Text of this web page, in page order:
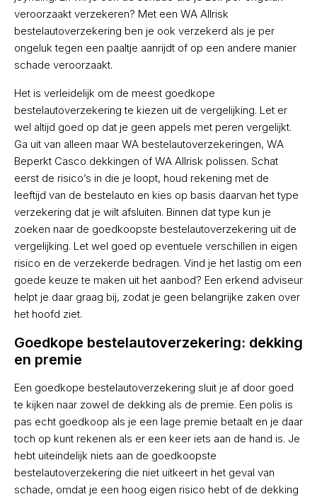
veroorzaakt verzekeren? Met een WA Allrisk
bestelautoverzekering ben je ook verzekerd als je per
ongeluk tegen een paaltje aanrijdt of op een andere manier
schade veroorzaakt.
Het is verleidelijk om de meest goedkope
bestelautoverzekering te kiezen uit de vergelijking. Let er
wel altijd goed op dat je geen appels met peren vergelijkt.
Ga uit van alleen maar WA bestelautoverzekeringen, WA
Beperkt Casco dekkingen of WA Allrisk polissen. Schat
eerst de risico’s in die je loopt, houd rekening met de
leeftijd van de bestelauto en kies op basis daarvan het type
verzekering dat je wilt afsluiten. Binnen dat type kun je
zoeken naar de goedkoopste bestelautoverzekering uit de
vergelijking. Let wel goed op eventuele verschillen in eigen
risico en de verzekerde bedragen. Vind je het lastig om een
goede keuze te maken uit het aanbod? Een erkend adviseur
helpt je daar graag bij, zodat je geen belangrijke zaken over
het hoofd ziet.
Goedkope bestelautoverzekering: dekking
en premie
Een goedkope bestelautoverzekering sluit je af door goed
te kijken naar zowel de dekking als de premie. Een polis is
pas echt goedkoop als je een lage premie betaalt en je daar
toch op kunt rekenen als er een keer iets aan de hand is. Je
hebt uiteindelijk niets aan de goedkoopste
bestelautoverzekering die niet uitkeert in het geval van
schade, omdat je een hoog eigen risico hebt of de dekking